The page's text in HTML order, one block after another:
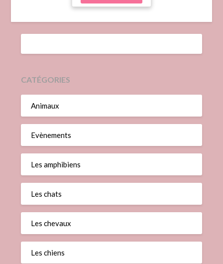
CATÉGORIES
Animaux
Evènements
Les amphibiens
Les chats
Les chevaux
Les chiens